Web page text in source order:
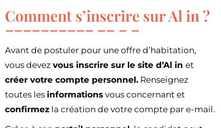
Comment s’inscrire sur Al in ?
Avant de postuler pour une offre d’habitation,
vous devez vous inscrire sur le site d’Al in et
créer votre compte personnel. Renseignez
toutes les informations vous concernant et
confirmez la création de votre compte par e-mail.